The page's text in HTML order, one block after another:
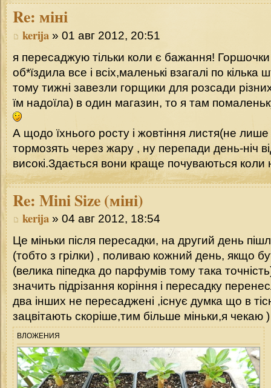
Re: міні
kerija » 01 авг 2012, 20:51
я пересаджую тільки коли є бажання!
об*їздила все і всіх,маленькі взагалі по
тому тижні завезли горщики для розсади
їм надоїла) в один магазин, то я там
А щодо їхнього росту і жовтіння листя(не
тормозять через жару , ну перепади день-ніч
високі.Здається вони краще почуваються коли
Re: Mini Size (міні)
kerija » 04 авг 2012, 18:54
Це міньки після пересадки, на другий день
(тобто з грілки) , поливаю кожний день, якщо
(велика піпедка до парфумів тому така
значить підрізання коріння і пересадку
два інших не пересаджені ,існує думка що в
зацвітають скоріше,тим більше міньки,я чекаю )
ВЛОЖЕНИЯ